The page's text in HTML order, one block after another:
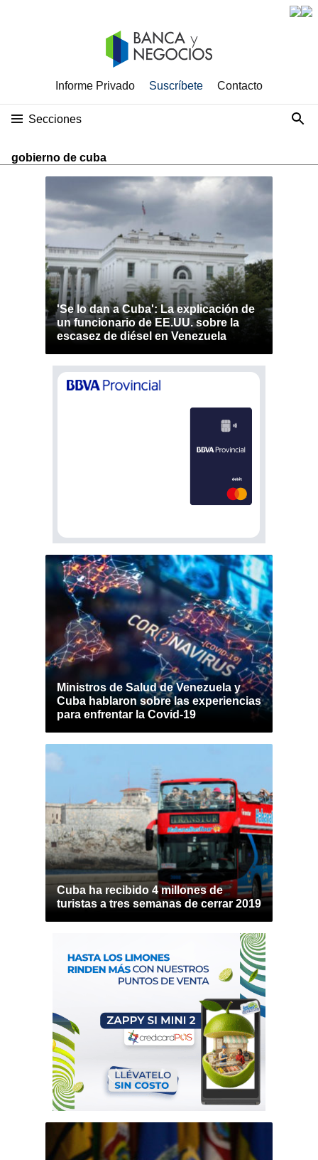
Informe Privado Suscríbete Contacto
Secciones
gobierno de cuba
'Se lo dan a Cuba': La explicación de
un funcionario de EE.UU. sobre la
escasez de diésel en Venezuela
Ministros de Salud de Venezuela y
Cuba hablaron sobre las experiencias
para enfrentar la Covid-19
Cuba ha recibido 4 millones de
turistas a tres semanas de cerrar 2019